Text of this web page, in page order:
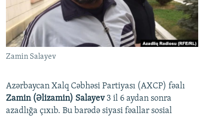
Zamin Salayev
Azərbaycan Xalq Cəbhəsi Partiyası (AXCP) fəalı
Zamin (Əlizamin) Salayev 3 il 6 aydan sonra
azadlığa çıxıb. Bu barədə siyasi fəallar sosial